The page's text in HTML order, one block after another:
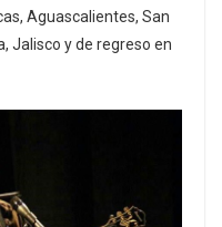
Aguascalientes, San
Jalisco y de regreso en